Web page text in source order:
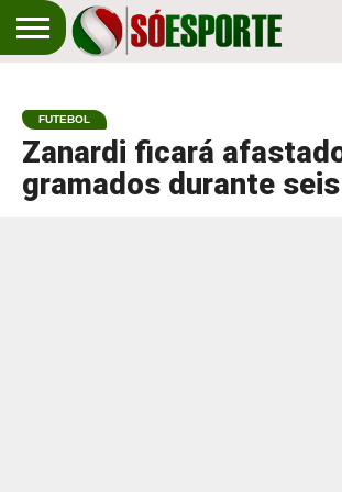
EM
PRIMEIRO
ESPORTE
FUTEBOL
Zanardi ficará
gramados durante